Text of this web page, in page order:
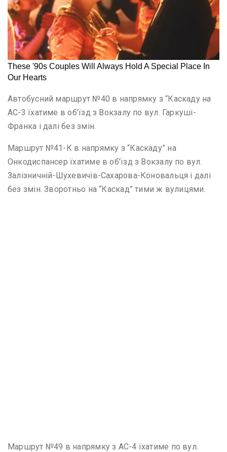
Автобусний маршрут №40 в напрямку з “Каскаду на
АС-3 їхатиме в об’їзд з Вокзалу по вул. Гаркуші-
Франка і далі без змін.
Маршрут №41-К в напрямку з “Каскаду” на
Онкодиспансер їхатиме в об’їзд з Вокзалу по вул.
Залізничній-Шухевичів-Сахарова-Коновальця і далі
без змін. Зворотньо на “Каскад” тими ж вулицями.
Маршрут №49 в напрямку з АС-4 їхатиме по вул.